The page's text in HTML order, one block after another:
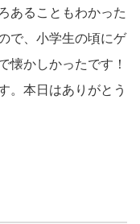
あることもわかった
で、小学生の頃にゲ
懐かしかったです！
。本日はありがとう